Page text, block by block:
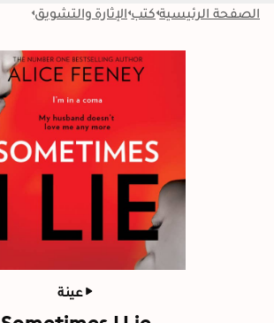
الصفحة الرئيسية كتب الإثارة والتشويق
عينة